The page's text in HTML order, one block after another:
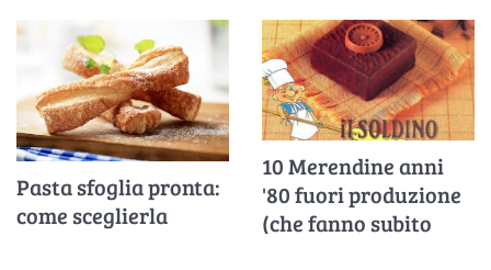
Pasta sfoglia pronta:
come sceglierla
10 Merendine anni
'80 fuori produzione
(che fanno subito